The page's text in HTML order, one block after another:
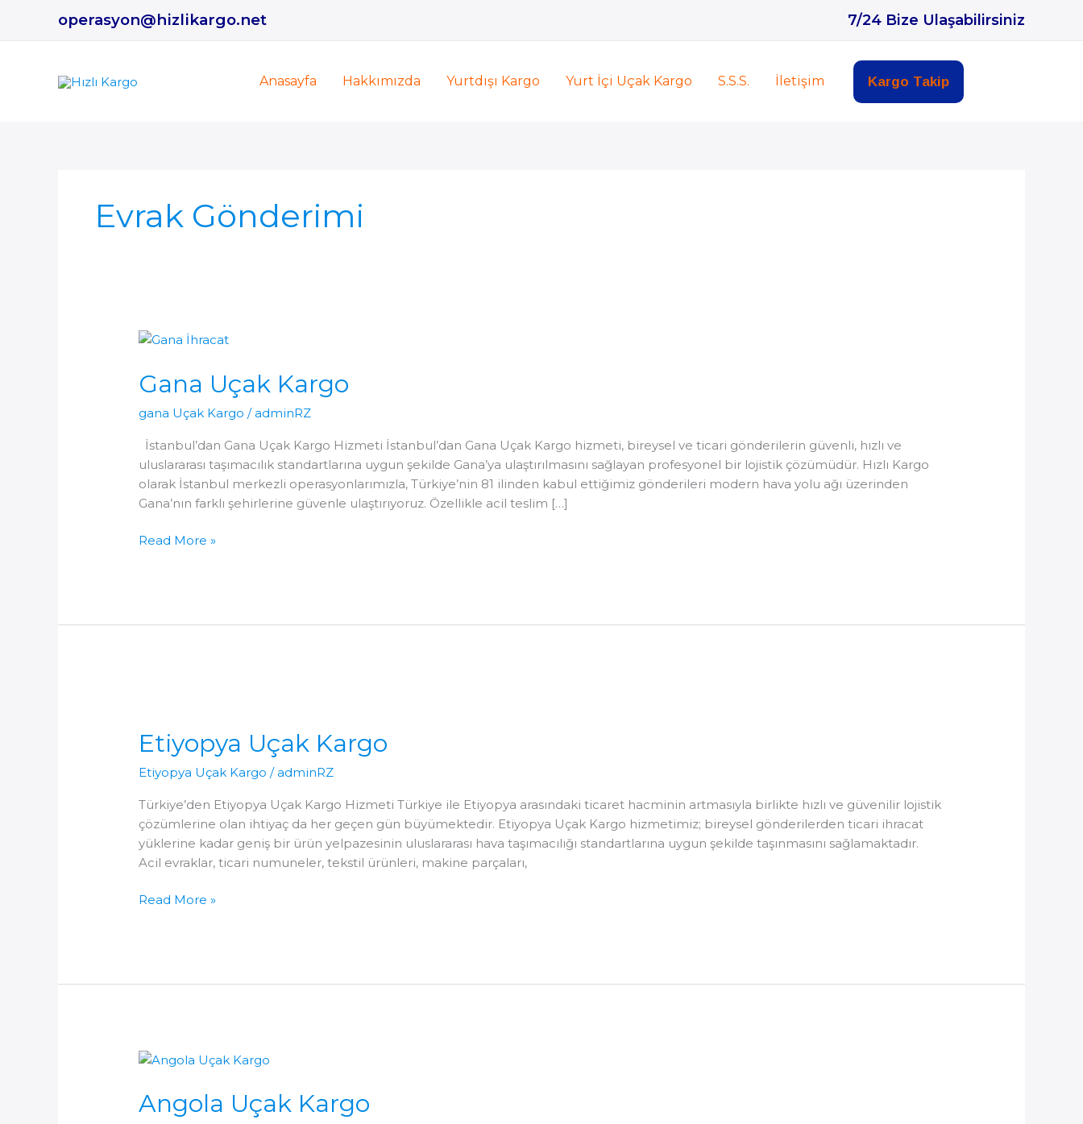
operasyon@hizlikargo.net 7/24 Bize Ulaşabilirsiniz
Anasayfa Hakkımızda Yurtdışı Kargo Yurt İçi Uçak Kargo S.S.S. İletişim Kargo Takip
Evrak Gönderimi
Gana Uçak Kargo
gana Uçak Kargo /adminRZ
İstanbul’dan Gana Uçak Kargo Hizmeti İstanbul’dan Gana Uçak Kargo hizmeti, bireysel ve ticari gönderilerin güvenli, hızlı ve
uluslararası taşımacılık standartlarına uygun şekilde Gana’ya ulaştırılmasını sağlayan profesyonel bir lojistik çözümüdür. Hızlı Kargo
olarak İstanbul merkezli operasyonlarımızla, Türkiye’nin 81 ilinden kabul ettiğimiz gönderileri modern hava yolu ağı üzerinden
Gana’nın farklı şehirlerine güvenle ulaştırıyoruz. Özellikle acil teslim […]
Gana
Read More »
Etiyopya Uçak Kargo
Etiyopya Uçak Kargo /adminRZ
Türkiye’den Etiyopya Uçak Kargo Hizmeti Türkiye ile Etiyopya arasındaki ticaret hacminin artmasıyla birlikte hızlı ve güvenilir lojistik
çözümlerine olan ihtiyaç da her geçen gün büyümektedir. Etiyopya Uçak Kargo hizmetimiz; bireysel gönderilerden ticari ihracat
yüklerine kadar geniş bir ürün yelpazesinin uluslararası hava taşımacılığı standartlarına uygun şekilde taşınmasını sağlamaktadır.
Acil evraklar, ticari numuneler, tekstil ürünleri, makine parçaları,
Etiyopya
Read More »
Angola Uçak Kargo